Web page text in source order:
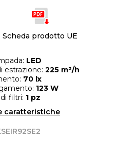
Scheda prodotto UE
LED
estrazione: 225 m³/h
70 lx
123 W
filtri: 1 pz
caratteristiche